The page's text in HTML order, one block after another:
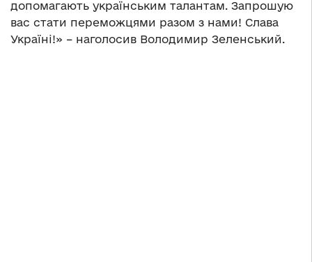
допомагають українським талантам. Запрошую
вас стати переможцями разом з нами! Слава
Україні!» – наголосив Володимир Зеленський.